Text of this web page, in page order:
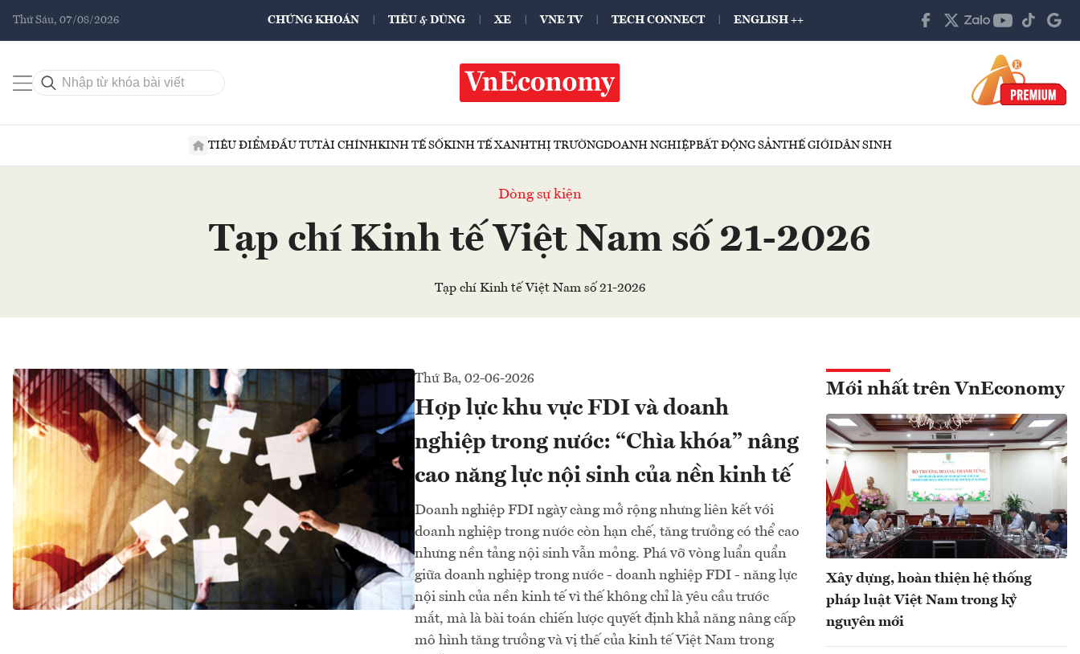
Thứ Sáu, 07/08/2026 CHỨNG KHOÁN TIÊU & DÙNG XE VNE TV TECH CONNECT ENGLISH ++
TIÊU ĐIỂMĐẦU TƯTÀI CHÍNHKINH TẾ SỐKINH TẾ XANHTHỊ TRƯỜNGDOANH NGHIỆPBẤT ĐỘNG SẢNTHẾ GIỚIDÂN SINH
Dòng sự kiện
Tạp chí Kinh tế Việt Nam số 21-2026
Tạp chí Kinh tế Việt Nam số 21-2026
Thứ Ba, 02-06-2026
Hợp lực khu vực FDI và doanh
nghiệp trong nước: “Chìa khóa” nâng
cao năng lực nội sinh của nền kinh tế
Doanh nghiệp FDI ngày càng mở rộng nhưng liên kết với
doanh nghiệp trong nước còn hạn chế, tăng trưởng có thể cao
nhưng nền tảng nội sinh vẫn mỏng. Phá vỡ vòng luẩn quẩn
giữa doanh nghiệp trong nước - doanh nghiệp FDI - năng lực
nội sinh của nền kinh tế vì thế không chỉ là yêu cầu trước
mắt, mà là bài toán chiến lược quyết định khả năng nâng cấp
mô hình tăng trưởng và vị thế của kinh tế Việt Nam trong
Mới nhất trên VnEconomy
Xây dựng, hoàn thiện hệ thống
pháp luật Việt Nam trong kỷ
nguyên mới